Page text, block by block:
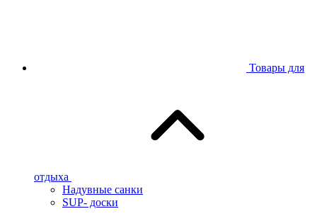
Товары для
отдыха
Надувные санки
SUP- доски